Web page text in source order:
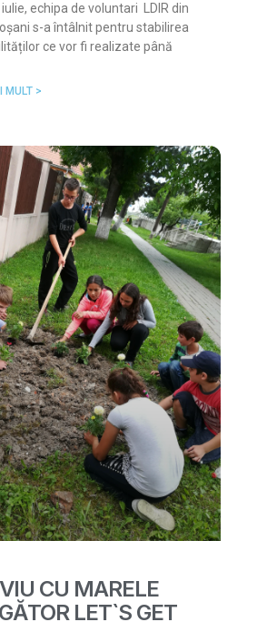
iulie, echipa de voluntari LDIR din
s-a întâlnit pentru stabilirea
ce vor fi realizate până
MULT >
CU MARELE
LET`S GET